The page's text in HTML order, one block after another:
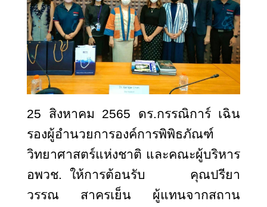
25 สิงหาคม 2565 ดร.กรรณิการ์ เฉิน
รองผู้อำนวยการองค์การพิพิธภัณฑ์
วิทยาศาสตร์แห่งชาติ และคณะผู้บริหาร
อพวช. ให้การต้อนรับ คุณปรียา
วรรณ สาครเย็น ผู้แทนจากสถาน